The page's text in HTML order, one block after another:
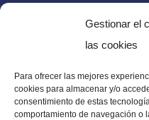
Gestionar el
las cookies
Para ofrecer las mejores
cookies para almacenar y/o
consentimiento de estas
comportamiento de navegación o
E-mail